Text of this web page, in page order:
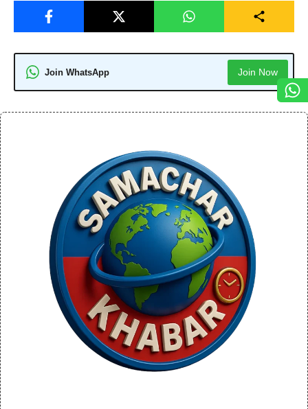
Join WhatsApp Join Now